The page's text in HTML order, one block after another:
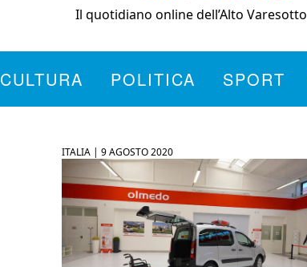
Il quotidiano online dell’Alto Varesotto
CULTURA POLITICA SPORT
ITALIA |9 AGOSTO 2020